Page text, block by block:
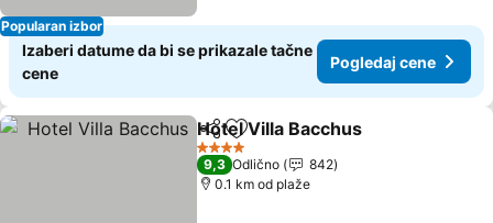
Popularan izbor
Izaberi datume da bi se prikazale tačne
cene
Pogledaj cene
Deli Dodati u favorite
Hotel Villa Bacchus
4 Zvezdice
9,3 Odlično
842
0.1 km od plaže